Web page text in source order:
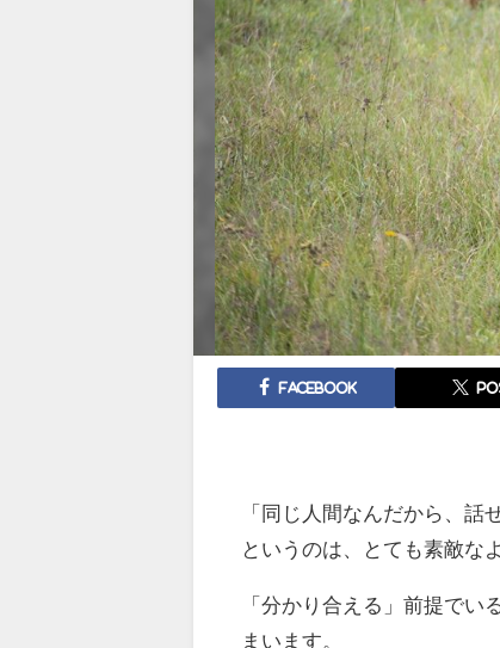
Facebook
「同じ人間なんだから、話
というのは、とても素敵な
「分かり合える」前提でい
まいます。